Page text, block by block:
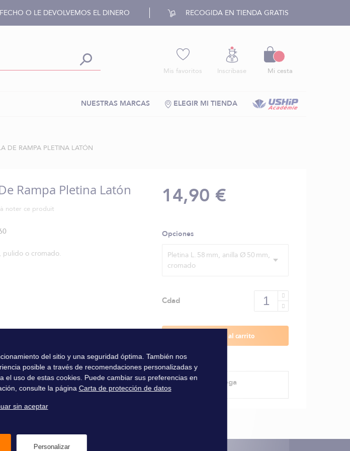
O LE DEVOLVEMOS EL DINERO RECOGIDA EN TIENDA GRATIS
Mis favoritos Inscríbase Mi cesta
ELEGIR MI TIENDA
NUESTRAS MARCAS
DE RAMPA PLETINA LATÓN
Rampa Pletina Latón
noter ce produit
pulido o cromado.
14,90 €
Opciones
Pletina L. 58 mm, anilla Ø 50 mm,
cromado
Cdad
Añadir al carrito
Método de entrega
del sitio y una seguridad óptima. También nos
posible a través de recomendaciones personalizadas y
el uso de estas cookies. Puede cambiar sus preferencias en
consulte la página Carta de protección de datos
sin aceptar
Personalizar